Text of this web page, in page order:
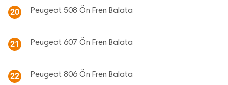
20 Peugeot 508 Ön Fren Balata
21 Peugeot 607 Ön Fren Balata
22 Peugeot 806 Ön Fren Balata